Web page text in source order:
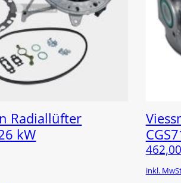
Radiallüfter
kW
462,00
inkl.